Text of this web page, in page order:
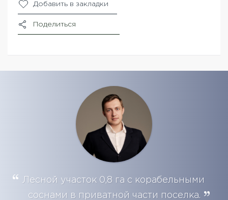
Добавить в закладки
Поделиться
Лесной участок 0,8 га с корабельными
соснами в приватной части поселка.